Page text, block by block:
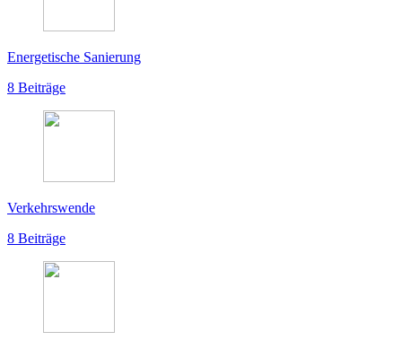
Energetische Sanierung
8 Beiträge
Verkehrswende
8 Beiträge